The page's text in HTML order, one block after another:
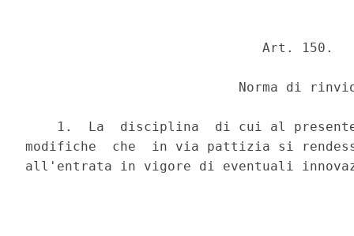
                              Art. 150.
Norma di
1.  La  disciplina  di cui al
modifiche  che  in via pattizia si